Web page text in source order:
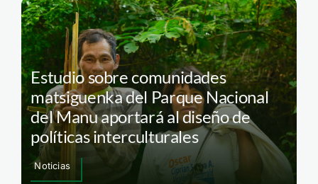
Estudio sobre comunidades
matsiguenka del Parque Nacional
del Manu aportará al diseño de
políticas interculturales
Noticias